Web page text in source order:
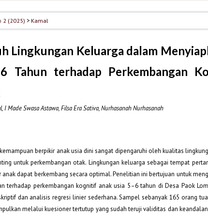
2 (2025) >Kamal
Lingkungan Keluarga dalam
Tahun terhadap Perkembangan
I Made Swasa Astawa, Filsa Era Sativa, Nurhasanah Nurhasanah
berpikir anak usia dini sangat dipengaruhi oleh kualitas
untuk perkembangan otak. Lingkungan keluarga sebagai tempat
anak dapat berkembang secara optimal. Penelitian ini bertujuan untuk
terhadap perkembangan kognitif anak usia 5–6 tahun di Desa Paok
dan analisis regresi linier sederhana. Sampel sebanyak 165 orang
melalui kuesioner tertutup yang sudah teruji validitas dan